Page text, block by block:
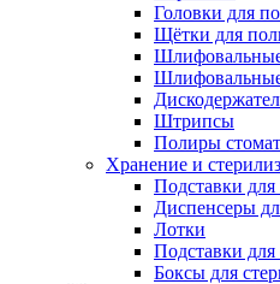
Головки для
Щётки для
Штрипсы
Полиры
Хранение и
Подставки
Диспенсеры
Лотки
Подставки
Боксы для